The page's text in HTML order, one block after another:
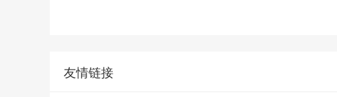
友情链接